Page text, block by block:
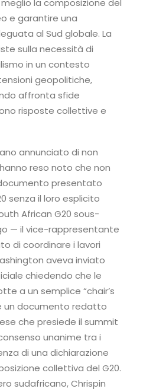
la composizione del
e garantire una
al Sud globale. La
sulla necessità di
in un contesto
geopolitiche,
affronta sfide
risposte collettive e
annunciato di non
reso noto che non
presentato
senza il loro esplicito
African G20 sous-
— il vice-rappresentante
di coordinare i lavori
aveva inviato
chiedendo che le
a un semplice “chair’s
un documento redatto
che presiede il summit
unanime tra i
di una dichiarazione
collettiva del G20.
sudafricano, Chrispin